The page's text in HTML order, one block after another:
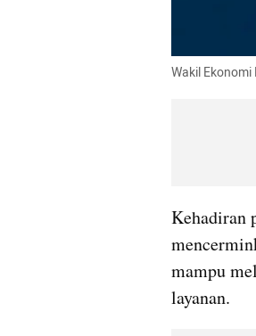
Wakil
Kehadiran
mampu
layanan.